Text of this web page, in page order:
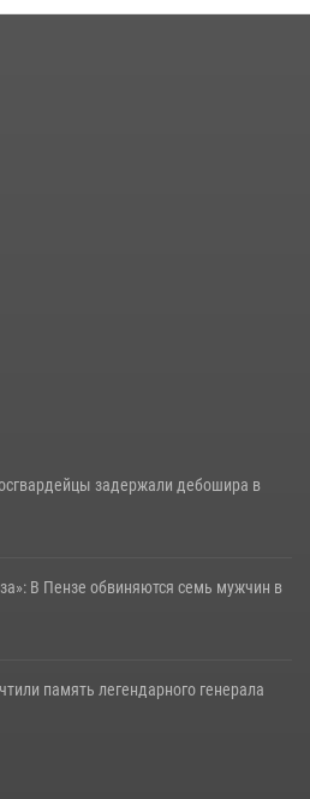
Лермонтовский праздник
познакомили участников
задержали дебошира в
В Пензе обвиняются семь мужчин в
память легендарного генерала